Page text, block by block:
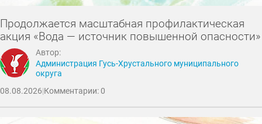
Продолжается масштабная профилактическая
акция «Вода — источник повышенной опасности»
Автор:
Администрация Гусь-Хрустального муниципального
округа
08.08.2026|Комментарии: 0